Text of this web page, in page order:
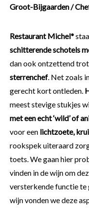
Groot-Bijgaarden /
Restaurant Michel*
schitterende schotels
dan ook ontzettend
sterrenchef. Net zoals
gerecht kort ontleden.
meest stevige stukjes
met een echt ‘wild’ of
voor een lichtzoete,
rookspek uiteraard
toets. We gaan hier
vinden in de wijn om
versterkende functie te
wijn vonden we deze